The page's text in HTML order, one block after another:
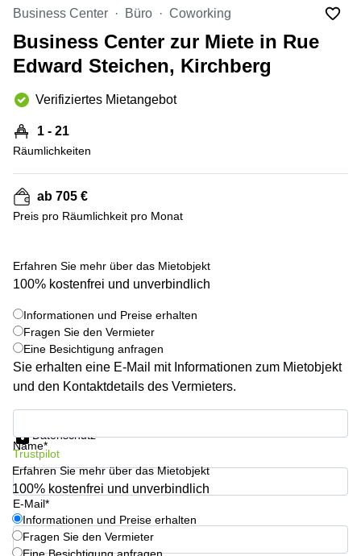
Сoworking
Esch-sur-
Alzette
Sandweiler
Bureaux
Esch-
sur-
Alzette
Bureaux
Sandweiler
Centres
Bertrange
Centres
Esch-
sur-
Alzette
Centres
Sandweiler
Business Center Büro Coworking
Business Center zur Miete in Rue
Edward Steichen, Kirchberg
Verifiziertes Mietangebot
1 - 21
Räumlichkeiten
ab 705 €
Preis pro Räumlichkeit pro Monat
Erfahren Sie mehr über das Mietobjekt
100% kostenfrei und unverbindlich
Informationen und Preise erhalten
Fragen Sie den Vermieter
Eine Besichtigung anfragen
Sie erhalten eine E-Mail mit Informationen zum Mietobjekt
und den Kontaktdetails des Vermieters.
Name*
E-Mail*
Datenschutz
Trustpilot
Erfahren Sie mehr über das Mietobjekt
100% kostenfrei und unverbindlich
Informationen und Preise erhalten
Fragen Sie den Vermieter